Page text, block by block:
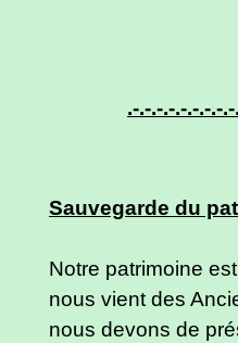
.-.-.-.-.-.-.-.-
Sauvegarde du
Notre patrimoine
nous vient des
nous devons de